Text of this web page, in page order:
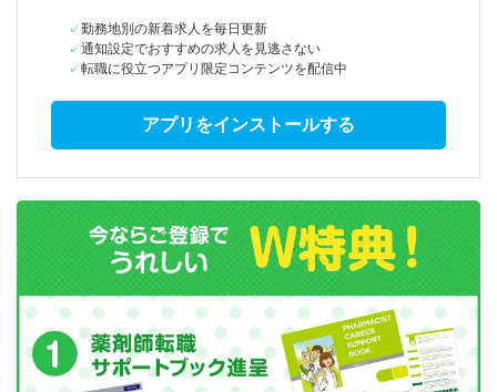
勤務地別の新着求人を毎日更新
通知設定でおすすめの求人を見逃さない
転職に役立つアプリ限定コンテンツを配信中
アプリをインストールする